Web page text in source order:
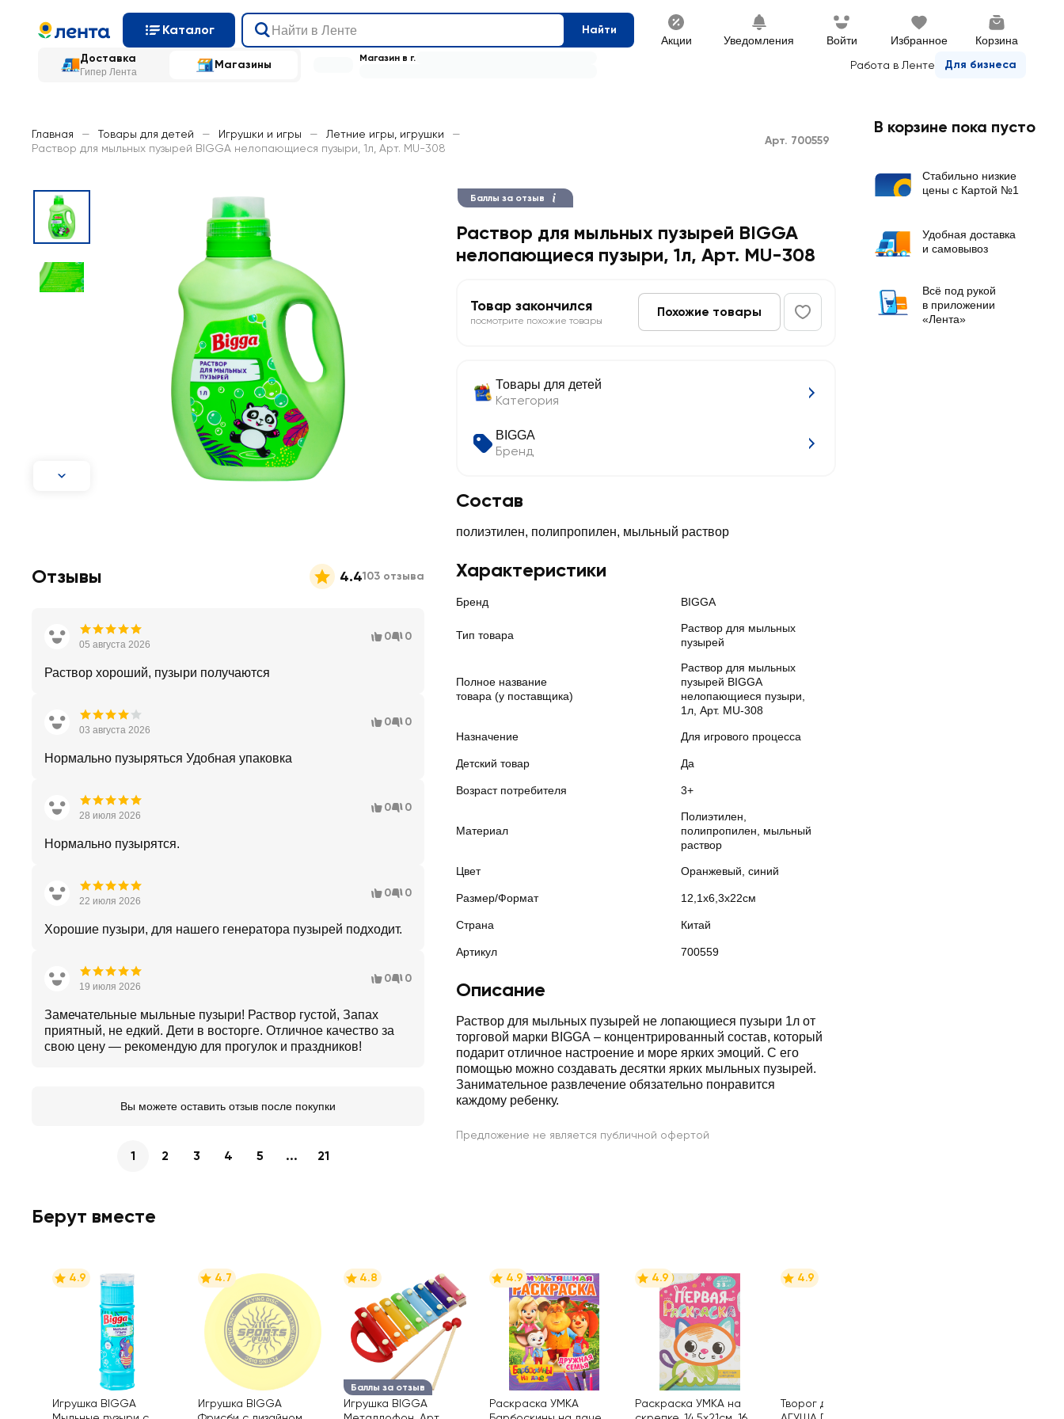
Каталог Найти
Акции Уведомления Войти Избранное Корзина
Доставка
Гипер Лента
Магазины Работа в Ленте Для бизнеса
Магазин в г.
Главная — Товары для детей — Игрушки и игры — Летние игры, игрушки
—
Раствор для мыльных пузырей BIGGA нелопающиеся пузыри, 1л, Арт. MU-308
Арт. 700559
Баллы за отзыв
Раствор для мыльных пузырей BIGGA
нелопающиеся пузыри, 1л, Арт. MU-308
Товар закончился
посмотрите похожие товары
Похожие товары
Товары для детей
Категория
BIGGA
Бренд
Состав
полиэтилен, полипропилен, мыльный раствор
Характеристики
Бренд BIGGA
Тип товара
Раствор для мыльных
пузырей
Полное название
товара (у поставщика)
Раствор для мыльных
пузырей BIGGA
нелопающиеся пузыри,
1л, Арт. MU-308
Назначение Для игрового процесса
Детский товар Да
Возраст потребителя 3+
Материал
Полиэтилен,
полипропилен, мыльный
раствор
Цвет Оранжевый, синий
Размер/Формат 12,1х6,3х22см
Страна Китай
Артикул 700559
Описание
Раствор для мыльных пузырей не лопающиеся пузыри 1л от
торговой марки BIGGA – концентрированный состав, который
подарит отличное настроение и море ярких эмоций. С его
помощью можно создавать десятки ярких мыльных пузырей.
Занимательное развлечение обязательно понравится
каждому ребенку.
Предложение не является публичной офертой
Отзывы 4.4103 отзыва
05 августа 2026
0 0
Раствор хороший, пузыри получаются
03 августа 2026
0 0
Нормально пузыряться Удобная упаковка
28 июля 2026
0 0
Нормально пузырятся.
22 июля 2026
0 0
Хорошие пузыри, для нашего генератора пузырей подходит.
19 июля 2026
0 0
Замечательные мыльные пузыри! Раствор густой, Запах
приятный, не едкий. Дети в восторге. Отличное качество за
свою цену — рекомендую для прогулок и праздников!
Вы можете оставить отзыв после покупки
1 2 3 4 5 ... 21
Берут вместе
4.9
Игрушка BIGGA
4.7
Игрушка BIGGA
Баллы за отзыв
4.8
Игрушка BIGGA
4.9
Раскраска УМКА
4.9
Раскраска УМКА на
4.9
Творог детский
В корзине пока пусто
Стабильно низкие
цены с Картой №1
Удобная доставка
и самовывоз
Всё под рукой
в приложении
«Лента»